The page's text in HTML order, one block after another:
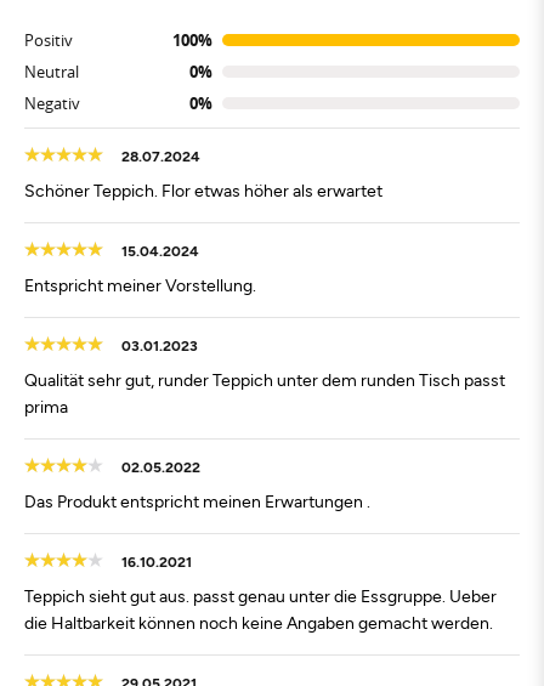
Positiv
100%
Neutral
0%
Negativ
0%
28.07.2024
Schöner Teppich. Flor etwas höher als erwartet
15.04.2024
Entspricht meiner Vorstellung.
03.01.2023
Qualität sehr gut, runder Teppich unter dem runden Tisch passt
prima
02.05.2022
Das Produkt entspricht meinen Erwartungen .
16.10.2021
Teppich sieht gut aus. passt genau unter die Essgruppe. Ueber
die Haltbarkeit können noch keine Angaben gemacht werden.
29.05.2021